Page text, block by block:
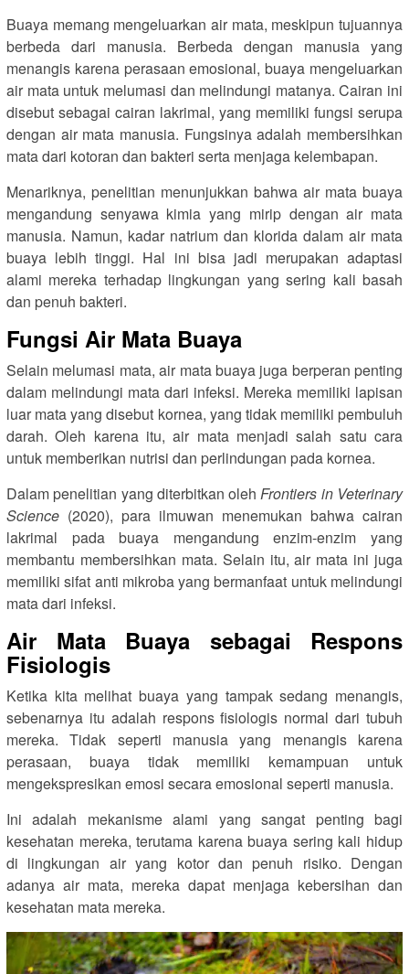
Buaya memang mengeluarkan air mata, meskipun tujuannya
berbeda dari manusia. Berbeda dengan manusia yang
menangis karena perasaan emosional, buaya mengeluarkan
air mata untuk melumasi dan melindungi matanya. Cairan ini
disebut sebagai cairan lakrimal, yang memiliki fungsi serupa
dengan air mata manusia. Fungsinya adalah membersihkan
mata dari kotoran dan bakteri serta menjaga kelembapan.
Menariknya, penelitian menunjukkan bahwa air mata buaya
mengandung senyawa kimia yang mirip dengan air mata
manusia. Namun, kadar natrium dan klorida dalam air mata
buaya lebih tinggi. Hal ini bisa jadi merupakan adaptasi
alami mereka terhadap lingkungan yang sering kali basah
dan penuh bakteri.
Fungsi Air Mata Buaya
Selain melumasi mata, air mata buaya juga berperan penting
dalam melindungi mata dari infeksi. Mereka memiliki lapisan
luar mata yang disebut kornea, yang tidak memiliki pembuluh
darah. Oleh karena itu, air mata menjadi salah satu cara
untuk memberikan nutrisi dan perlindungan pada kornea.
Dalam penelitian yang diterbitkan olehFrontiers in Veterinary
Science (2020), para ilmuwan menemukan bahwa cairan
lakrimal pada buaya mengandung enzim-enzim yang
membantu membersihkan mata. Selain itu, air mata ini juga
memiliki sifat anti mikroba yang bermanfaat untuk melindungi
mata dari infeksi.
Air Mata Buaya sebagai Respons
Fisiologis
Ketika kita melihat buaya yang tampak sedang menangis,
sebenarnya itu adalah respons fisiologis normal dari tubuh
mereka. Tidak seperti manusia yang menangis karena
perasaan, buaya tidak memiliki kemampuan untuk
mengekspresikan emosi secara emosional seperti manusia.
Ini adalah mekanisme alami yang sangat penting bagi
kesehatan mereka, terutama karena buaya sering kali hidup
di lingkungan air yang kotor dan penuh risiko. Dengan
adanya air mata, mereka dapat menjaga kebersihan dan
kesehatan mata mereka.